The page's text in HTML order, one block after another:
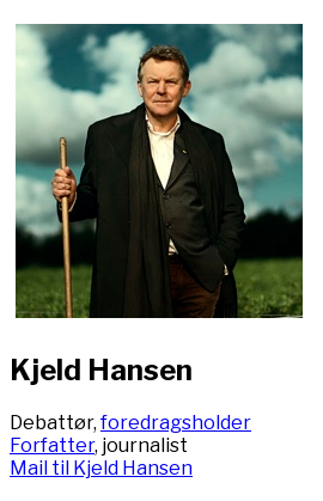
Kjeld Hansen
Debattør,foredragsholder
Forfatter, journalist
Mail til Kjeld Hansen